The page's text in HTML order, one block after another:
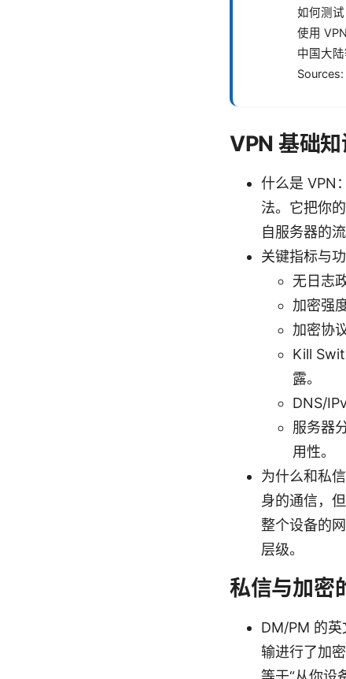
如何测试
使用
中国大
Sources:
VPN 基础
什么是 VPN
法。它把你
自服务器的
关键指标与功
无日志
加密强
加密协
Kill
露。
DNS/
服务器
用性。
为什么和私
身的通信，
整个设备的
层级。
私信与加密
DM/PM 的英
输进行了加